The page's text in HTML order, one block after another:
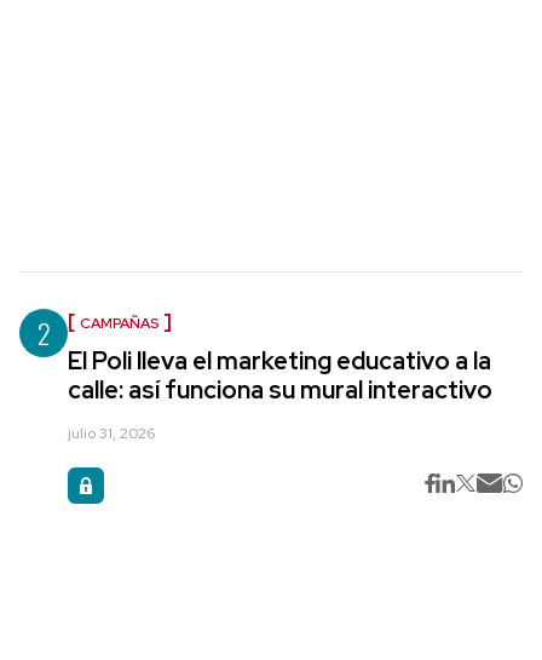
2 CAMPAÑAS
El Poli lleva el marketing educativo a la
calle: así funciona su mural interactivo
julio 31, 2026